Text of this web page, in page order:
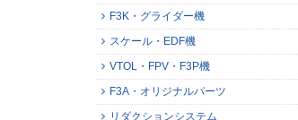
F3K・グライダー機
スケール・EDF機
VTOL・FPV・F3P機
F3A・オリジナルパーツ
リダクションシステム